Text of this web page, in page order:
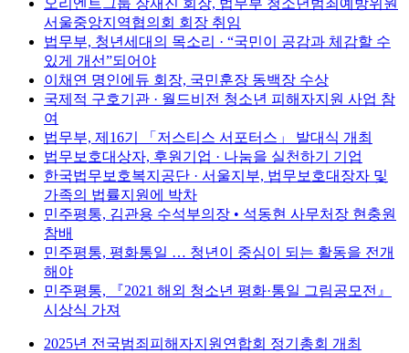
서울중앙지역협의회 회장 취임
법무부, 청년세대의 목소리 · “국민이 공감과 체감할 수
있게 개선”되어야
이채연 명인에듀 회장, 국민훈장 동백장 수상
국제적 구호기관 · 월드비전 청소년 피해자지원 사업 참
여
법무부, 제16기 「저스티스 서포터스」 발대식 개최
법무보호대상자, 후원기업 · 나눔을 실천하기 기업
한국법무보호복지공단 · 서울지부, 법무보호대장자 및
가족의 법률지원에 박차
민주평통, 김관용 수석부의장 • 석동현 사무처장 현충원
참배
민주평통, 평화통일 … 청년이 중심이 되는 활동을 전개
해야
민주평통, 『2021 해외 청소년 평화·통일 그림공모전』
시상식 가져
2025년 전국범죄피해자지원연합회 정기총회 개최